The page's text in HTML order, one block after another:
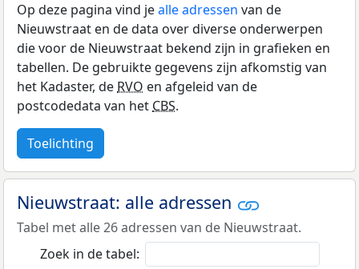
Op deze pagina vind jealle adressen van de
Nieuwstraat en de data over diverse onderwerpen
die voor de Nieuwstraat bekend zijn in grafieken en
tabellen. De gebruikte gegevens zijn afkomstig van
het Kadaster, deRVO en afgeleid van de
postcodedata van hetCBS.
Toelichting
Nieuwstraat: alle adressen
Tabel met alle 26 adressen van de Nieuwstraat.
Zoek in de tabel: